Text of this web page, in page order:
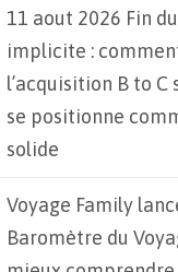
11 aout 2026 Fin
implicite :
l’acquisition B to C
se positionne
solide
Voyage Family
Baromètre du